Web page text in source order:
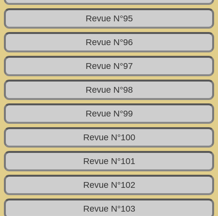
Revue N°95
Revue N°96
Revue N°97
Revue N°98
Revue N°99
Revue N°100
Revue N°101
Revue N°102
Revue N°103